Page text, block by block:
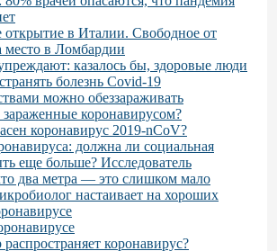
в Италии. Свободное от
место в Ломбардии
казалось бы, здоровые люди
болезнь Covid-19
можно обеззараживать
коронавирусом?
коронавирус 2019-nCoV?
должна ли социальная
еще больше? Исследователь
два метра — это слишком мало
настаивает на хороших
коронавирус?